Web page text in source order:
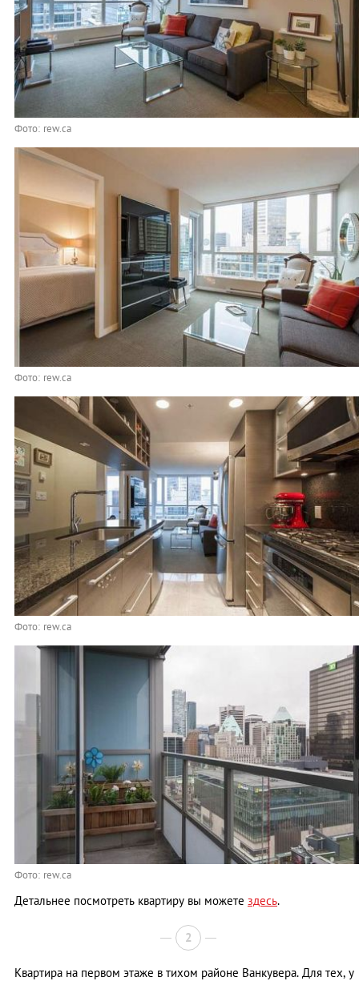
Фото: rew.ca
Фото: rew.ca
Фото: rew.ca
Фото: rew.ca
Детальнее посмотреть квартиру вы можете здесь.
2
Квартира на первом этаже в тихом районе Ванкувера. Для тех, у